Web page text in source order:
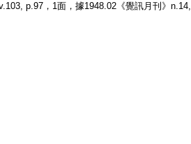
p.97，1面，據1948.02《覺訊月刊》n.14,